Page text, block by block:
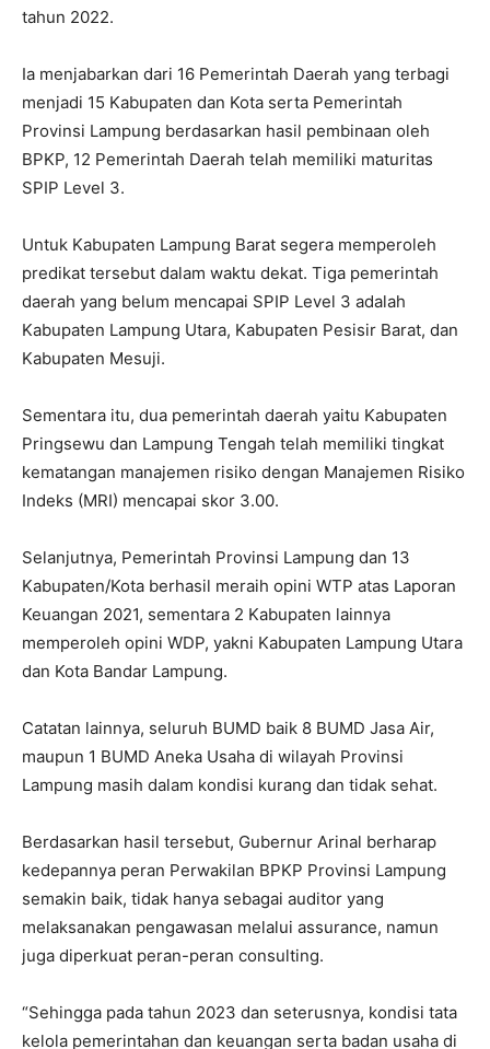
tahun 2022.
Ia menjabarkan dari 16 Pemerintah Daerah yang terbagi
menjadi 15 Kabupaten dan Kota serta Pemerintah
Provinsi Lampung berdasarkan hasil pembinaan oleh
BPKP, 12 Pemerintah Daerah telah memiliki maturitas
SPIP Level 3.
Untuk Kabupaten Lampung Barat segera memperoleh
predikat tersebut dalam waktu dekat. Tiga pemerintah
daerah yang belum mencapai SPIP Level 3 adalah
Kabupaten Lampung Utara, Kabupaten Pesisir Barat, dan
Kabupaten Mesuji.
Sementara itu, dua pemerintah daerah yaitu Kabupaten
Pringsewu dan Lampung Tengah telah memiliki tingkat
kematangan manajemen risiko dengan Manajemen Risiko
Indeks (MRI) mencapai skor 3.00.
Selanjutnya, Pemerintah Provinsi Lampung dan 13
Kabupaten/Kota berhasil meraih opini WTP atas Laporan
Keuangan 2021, sementara 2 Kabupaten lainnya
memperoleh opini WDP, yakni Kabupaten Lampung Utara
dan Kota Bandar Lampung.
Catatan lainnya, seluruh BUMD baik 8 BUMD Jasa Air,
maupun 1 BUMD Aneka Usaha di wilayah Provinsi
Lampung masih dalam kondisi kurang dan tidak sehat.
Berdasarkan hasil tersebut, Gubernur Arinal berharap
kedepannya peran Perwakilan BPKP Provinsi Lampung
semakin baik, tidak hanya sebagai auditor yang
melaksanakan pengawasan melalui assurance, namun
juga diperkuat peran-peran consulting.
“Sehingga pada tahun 2023 dan seterusnya, kondisi tata
kelola pemerintahan dan keuangan serta badan usaha di